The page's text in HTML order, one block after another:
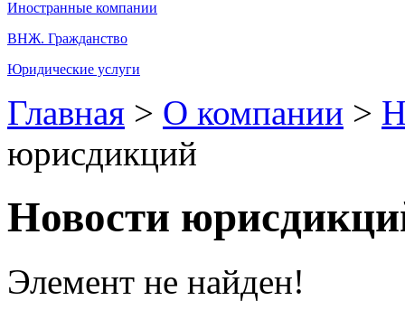
Иностранные компании
ВНЖ. Гражданство
Юридические услуги
Главная > О компании >
юрисдикций
Новости
Элемент не найден!